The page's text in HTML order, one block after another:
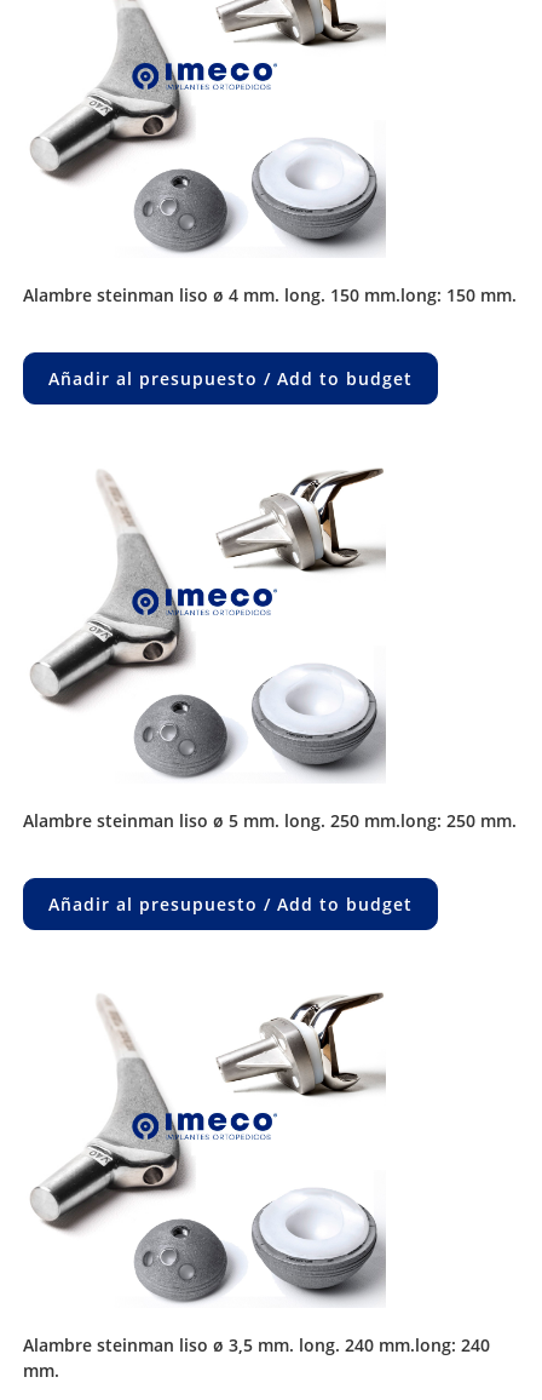
alambre steinman liso ø 4 mm. long. 150 mm.long: 150 mm.
Añadir al presupuesto / Add to budget
alambre steinman liso ø 5 mm. long. 250 mm.long: 250 mm.
Añadir al presupuesto / Add to budget
alambre steinman liso ø 3,5 mm. long. 240 mm.long: 240
mm.